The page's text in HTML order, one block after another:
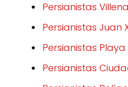
Persianistas Villena
Persianistas Juan
Persianistas
Persianistas